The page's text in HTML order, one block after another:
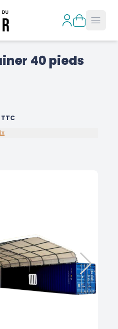
40 pieds
TTC